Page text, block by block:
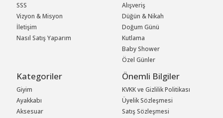
SSS
Vizyon & Misyon
İletişim
Nasıl Satış Yaparım
Alışveriş
Düğün & Nikah
Doğum Günü
Kutlama
Baby Shower
Özel Günler
Kategoriler
Giyim
Ayakkabı
Aksesuar
Önemli Bilgiler
KVKK ve Gizlilik Politikası
Üyelik Sözleşmesi
Satış Sözleşmesi